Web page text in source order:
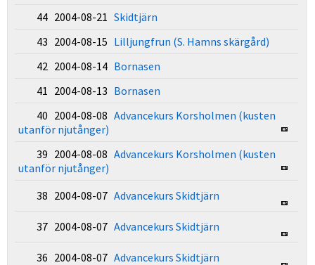
44 2004-08-21 Skidtjärn
43 2004-08-15 Lilljungfrun (S. Hamns skärgård)
42 2004-08-14 Bornasen
41 2004-08-13 Bornasen
40 2004-08-08 Advancekurs Korsholmen (kusten
utanför njutånger)
39 2004-08-08 Advancekurs Korsholmen (kusten
utanför njutånger)
38 2004-08-07 Advancekurs Skidtjärn
37 2004-08-07 Advancekurs Skidtjärn
36 2004-08-07 Advancekurs Skidtjärn